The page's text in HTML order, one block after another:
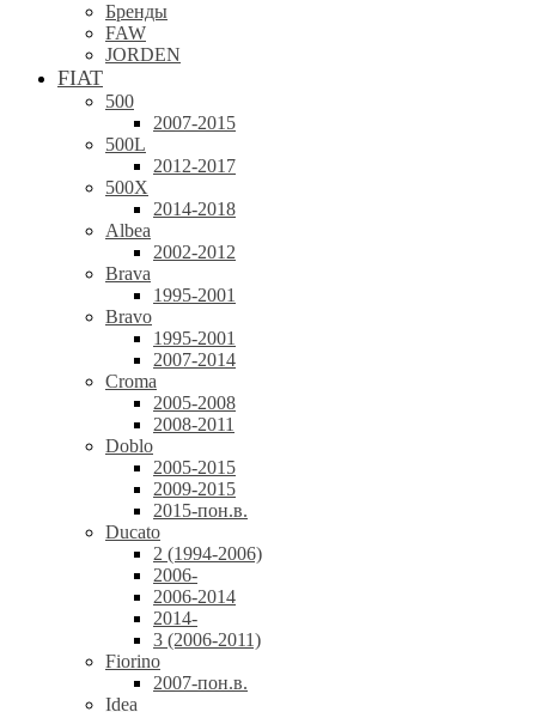
Бренды
FAW
JORDEN
FIAT
500
2007-2015
500L
2012-2017
500X
2014-2018
Albea
2002-2012
Brava
1995-2001
Bravo
1995-2001
2007-2014
Croma
2005-2008
2008-2011
Doblo
2005-2015
2009-2015
2015-пон.в.
Ducato
2 (1994-2006)
2006-
2006-2014
2014-
3 (2006-2011)
Fiorino
2007-пон.в.
Idea